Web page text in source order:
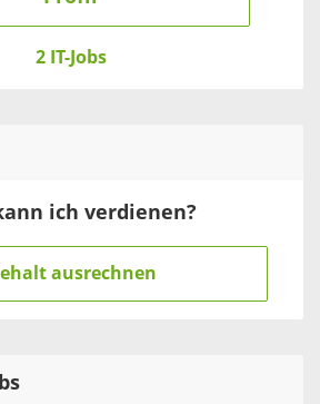
2 IT-Jobs
ich verdienen?
ausrechnen